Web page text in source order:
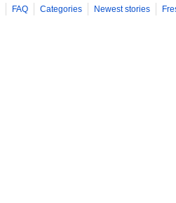
FAQ Categories Newest stories